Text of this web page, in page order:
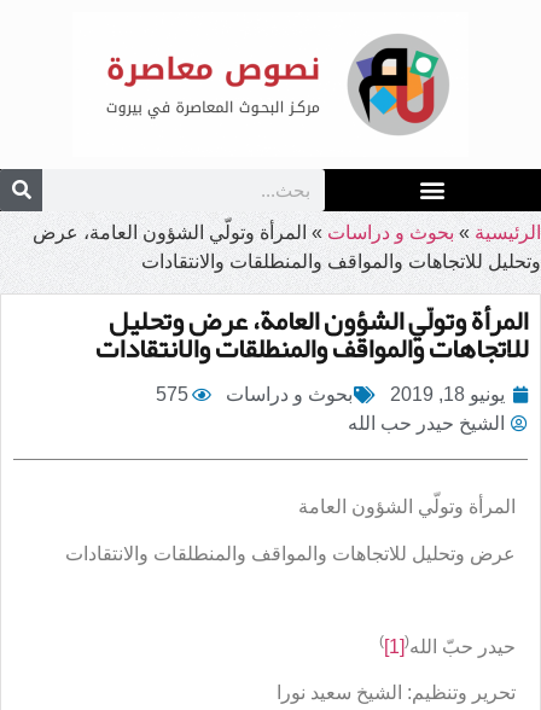
الرئيسية » بحوث و دراسات » المرأة وتولّي الشؤون العامة، عرض
وتحليل للاتجاهات والمواقف والمنطلقات والانتقادات
المرأة وتولّي الشؤون العامة، عرض وتحليل
للاتجاهات والمواقف والمنطلقات والانتقادات
يونيو 18, 2019 بحوث و دراسات
575
الشيخ حيدر حب الله
المرأة وتولّي الشؤون العامة
عرض وتحليل للاتجاهات والمواقف والمنطلقات والانتقادات
حيدر حبّ الله(
[1]
)
تحرير وتنظيم: الشيخ سعيد نورا